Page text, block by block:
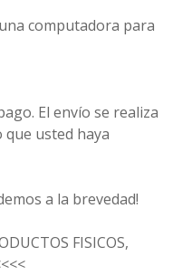
computadora para
El envío se realiza
que usted haya
a la brevedad!
FISICOS,